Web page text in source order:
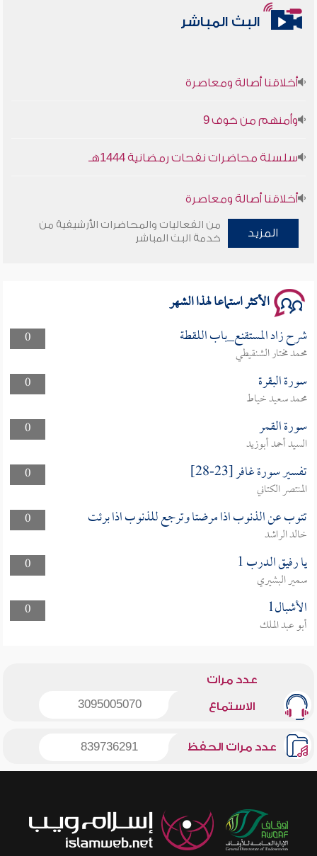
البث المباشر
أخلاقنا أصالة ومعاصرة
وأمنهم من خوف 9
سلسلة محاضرات نفحات رمضانية 1444هـ
أخلاقنا أصالة ومعاصرة
وأمنهم من خوف 9
المزيد
من الفعاليات والمحاضرات الأرشيفية من
خدمة البث المباشر
الأكثر استماعا لهذا الشهر
0 شرح زاد المستقنع_باب اللقطة
محمد مختار الشنقيطي
0
سورة البقرة
محمد سعيد خياط
0
سورة القمر
السيد أحمد أبوزيد
0
تفسير سورة غافر [23-28]
المنتصر الكتاني
0
تتوب عن الذنوب اذا مرضتا وترجع للذنوب اذا برئت
خالد الراشد
0
يا رفيق الدرب 1
سمير البشيري
0
الأشبال1
أبو عبد الملك
عدد مرات
الاستماع 3095005070
عدد مرات الحفظ 839736291